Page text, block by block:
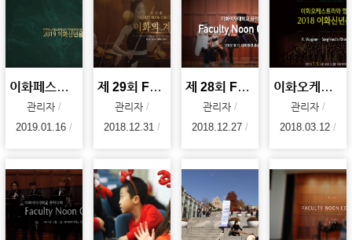
이화페스티벌스트링스와 이화발레앙상블이 함께하는 2019 이화신년음악회
관리자
2019.01.16
제 29회 Faculty Noon Concert : 이화의 겨울
관리자
2018.12.31
제 28회 Faculty Noon Concert : 가을의 슈베르트
관리자
2018.12.27
이화오케스트라와 함께하는 2018 이화신년음악회(2018.01.05)
관리자
2018.03.12